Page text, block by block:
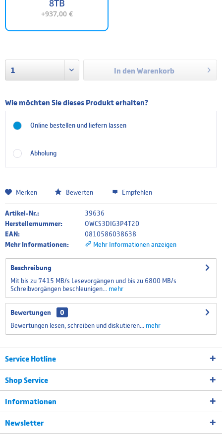
8TB
+937,00 €
In den Warenkorb
Wie möchten Sie dieses Produkt erhalten?
Online bestellen und liefern lassen
Abholung
Merken Bewerten Empfehlen
Artikel-Nr.:
39636
Herstellernummer:
OWCS3DIG3P4T20
EAN:
0810586038638
Mehr Informationen:
Mehr Informationen anzeigen
Beschreibung
Mit bis zu 7415 MB/s Lesevorgängen und bis zu 6800 MB/s
Schreibvorgängen beschleunigen...
mehr
Bewertungen
0
Bewertungen lesen, schreiben und diskutieren...
mehr
Service Hotline
Shop Service
Informationen
Newsletter